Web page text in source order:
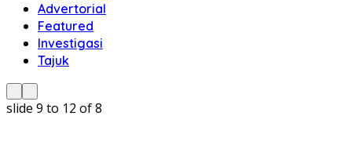
Advertorial
Featured
Investigasi
Tajuk
slide 9 to 12 of 8